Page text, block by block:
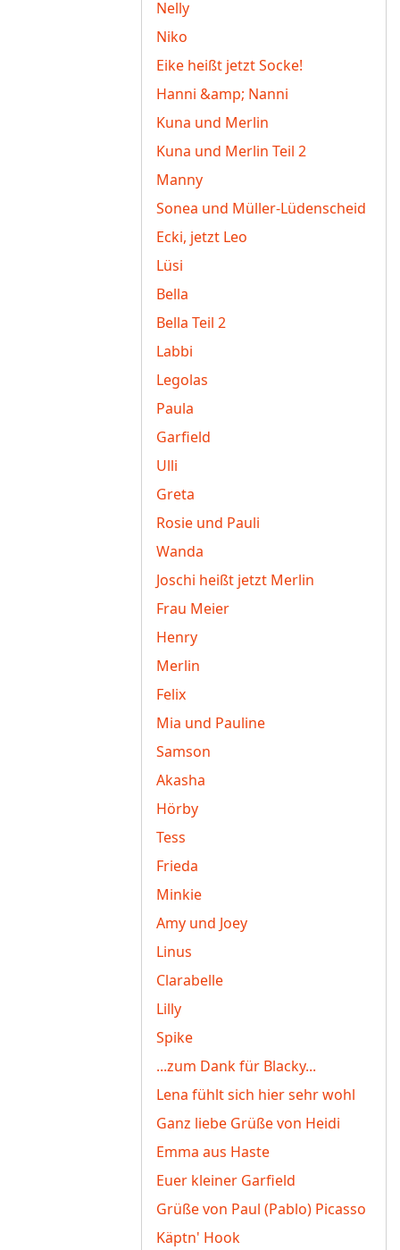
Nelly
Niko
Eike heißt jetzt Socke!
Hanni &amp; Nanni
Kuna und Merlin
Kuna und Merlin Teil 2
Manny
Sonea und Müller-Lüdenscheid
Ecki, jetzt Leo
Lüsi
Bella
Bella Teil 2
Labbi
Legolas
Paula
Garfield
Ulli
Greta
Rosie und Pauli
Wanda
Joschi heißt jetzt Merlin
Frau Meier
Henry
Merlin
Felix
Mia und Pauline
Samson
Akasha
Hörby
Tess
Frieda
Minkie
Amy und Joey
Linus
Clarabelle
Lilly
Spike
...zum Dank für Blacky...
Lena fühlt sich hier sehr wohl
Ganz liebe Grüße von Heidi
Emma aus Haste
Euer kleiner Garfield
Grüße von Paul (Pablo) Picasso
Käptn' Hook